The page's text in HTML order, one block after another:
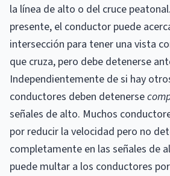
la línea de alto o del cruce
presente, el conductor puede
intersección para tener una vista
que cruza, pero debe detenerse
Independientemente de si hay
conductores deben detenerse
señales de alto. Muchos
por reducir la velocidad pero no
completamente en las señales de
puede multar a los conductores